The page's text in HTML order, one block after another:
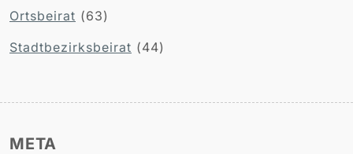
Ortsbeirat (63)
Stadtbezirksbeirat (44)
META